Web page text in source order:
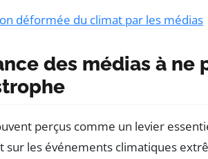
déformée du climat par les médias
des médias à ne
perçus comme un levier
sur les événements climatiques